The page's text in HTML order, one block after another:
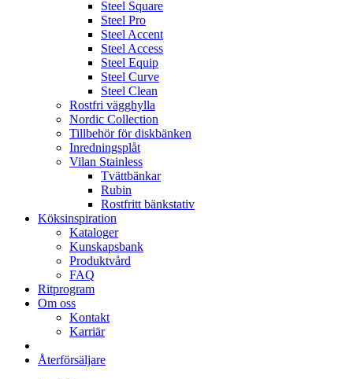
Steel Square
Steel Pro
Steel Accent
Steel Access
Steel Equip
Steel Curve
Steel Clean
Rostfri vägghylla
Nordic Collection
Tillbehör för diskbänken
Inredningsplåt
Vilan Stainless
Tvättbänkar
Rubin
Rostfritt bänkstativ
Köksinspiration
Kataloger
Kunskapsbank
Produktvård
FAQ
Ritprogram
Om oss
Kontakt
Karriär
Återförsäljare